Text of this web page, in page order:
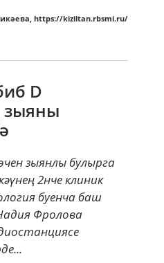
https://kiziltan.rbsmi.ru/
D
зыянлы булырга
2нче клиник
буенча баш
Фролова